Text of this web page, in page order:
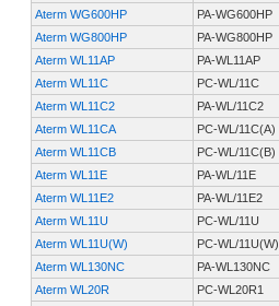
Aterm WG600HP
PA-WG600HP
Aterm WG800HP
PA-WG800HP
Aterm WL11AP
PA-WL11AP
Aterm WL11C
PC-WL/11C
Aterm WL11C2
PA-WL/11C2
Aterm WL11CA
PC-WL/11C(A)
Aterm WL11CB
PC-WL/11C(B)
Aterm WL11E
PA-WL/11E
Aterm WL11E2
PA-WL/11E2
Aterm WL11U
PC-WL/11U
Aterm WL11U(W)
PC-WL/11U(W)
Aterm WL130NC
PA-WL130NC
Aterm WL20R
PC-WL20R1